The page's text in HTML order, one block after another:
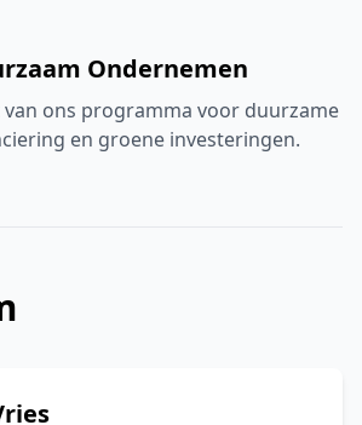
Ondernemen
van ons programma voor duurzame
en groene investeringen.